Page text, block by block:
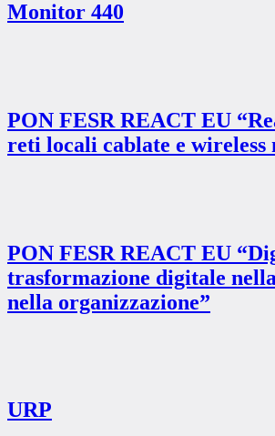
Monitor 440
PON FESR REACT EU
reti locali cablate e wireless
PON FESR REACT EU
trasformazione digitale
nella organizzazione”
URP